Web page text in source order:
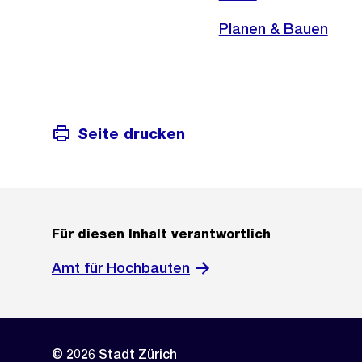
Planen & Bauen
Seite drucken
Für diesen Inhalt verantwortlich
Amt für Hochbauten
© 2026 Stadt Zürich